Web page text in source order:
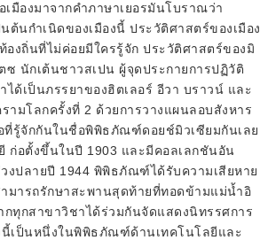
มืองมาจากคำภาษาเยอรมันโบราณว่า
ต้นกำเนิดของเมืองนี้ ประวัติศาสตร์ของเมือง
งถิ่นที่ไม่ค่อยมีใครรู้จัก ประวัติศาสตร์ของมิ
ซ นักเต้นชาวสเปน ผู้จุดประกายการปฏิวัติ
ด้เป็นภรรยาของฮิตเลอร์ อีวา บราวน์ และ
ามโลกครั้งที่ 2 ด้วยการวางแผนลอบสังหาร
ที่รู้จักกันในชื่อพิพิธภัณฑ์ดอยช์มิวเซียมกันเลย
ก่อตั้งขึ้นในปี 1903 และมีคอลเลกชันอัน
งปลายปี 1944 พิพิธภัณฑ์ได้รับความเสียหาย
มารถรักษาสะพานสุดท้ายที่ทอดข้ามแม่น้ำอิ
ทุกสาขาวิชาได้ร่วมกันจัดแสดงนิทรรศการ
เป็นหนึ่งในพิพิธภัณฑ์ด้านเทคโนโลยีและ